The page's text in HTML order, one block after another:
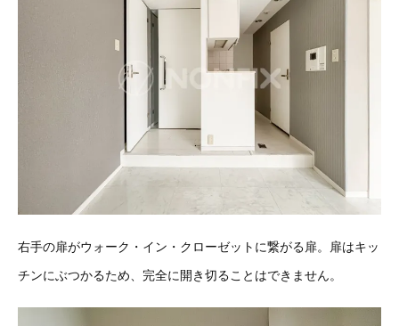
右手の扉がウォーク・イン・クローゼットに繋がる扉。扉はキッ
チンにぶつかるため、完全に開き切ることはできません。